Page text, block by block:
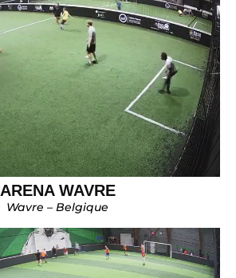
ARENA WAVRE
Wavre – Belgique